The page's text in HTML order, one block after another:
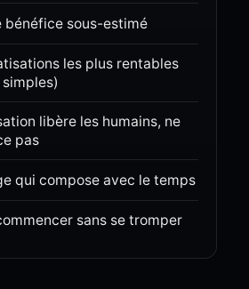
bénéfice sous-estimé
les plus rentables
libère les humains, ne
pas
qui compose avec le temps
sans se tromper